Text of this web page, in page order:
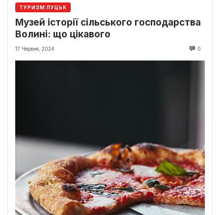
ТУРИЗМ ЛУЦЬК
Музей історії сільського господарства
Волині: що цікавого
17 Червня, 2024 0